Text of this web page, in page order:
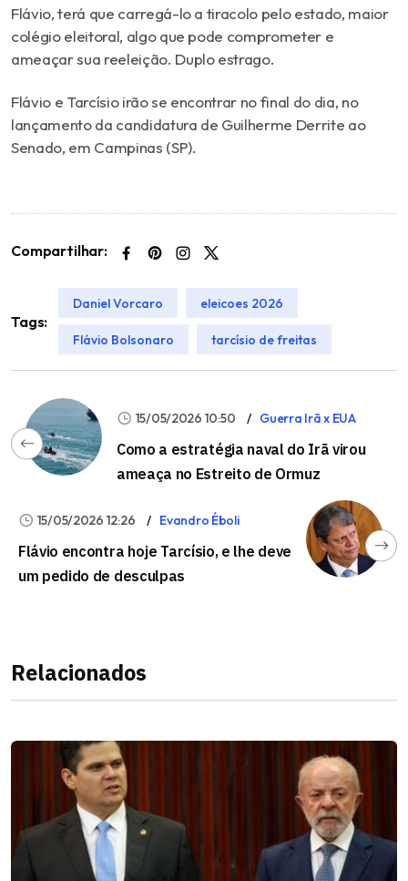
Flávio, terá que carregá-lo a tiracolo pelo estado, maior
colégio eleitoral, algo que pode comprometer e
ameaçar sua reeleição. Duplo estrago.
Flávio e Tarcísio irão se encontrar no final do dia, no
lançamento da candidatura de Guilherme Derrite ao
Senado, em Campinas (SP).
Compartilhar:
Tags:
Daniel Vorcaro eleicoes 2026
Flávio Bolsonaro tarcísio de freitas
15/05/2026 10:50 Guerra Irã x EUA
Como a estratégia naval do Irã virou
ameaça no Estreito de Ormuz
15/05/2026 12:26 Evandro Éboli
Flávio encontra hoje Tarcísio, e lhe deve
um pedido de desculpas
Relacionados